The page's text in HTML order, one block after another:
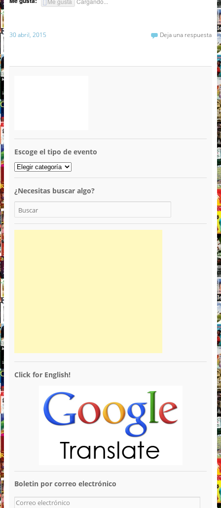
30 abril, 2015 Deja una respuesta
Escoge el tipo de evento
¿Necesitas buscar algo?
Click for English!
Boletin por correo electrónico